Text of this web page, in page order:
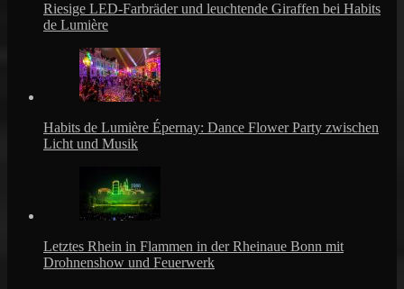
Riesige LED-Farbräder und leuchtende Giraffen bei Habits
de Lumière
Habits de Lumière Épernay: Dance Flower Party zwischen
Licht und Musik
Letztes Rhein in Flammen in der Rheinaue Bonn mit
Drohnenshow und Feuerwerk